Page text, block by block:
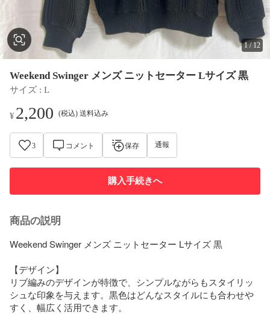
1/12
Weekend Swinger メンズ ニットセーター Lサイズ 黒
サイズ : L
¥2,200 (税込) 送料込み
3 コメント 保存 通報
購入手続きへ
商品の説明
Weekend Swinger メンズ ニットセーター Lサイズ 黒
【デザイン】
リブ編みのデザインが特徴で、シンプルながらもスタイリッ
シュな印象を与えます。黒色はどんなスタイルにも合わせや
すく、幅広く活用できます。